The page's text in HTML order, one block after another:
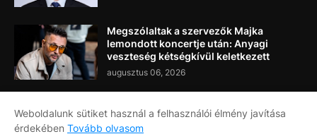
Megszólaltak a szervezők Majka
lemondott koncertje után: Anyagi
veszteség kétségkívül keletkezett
augusztus 06, 2026
Weboldalunk sütiket használ a felhasználói élmény javítása
érdekében Tovább olvasom